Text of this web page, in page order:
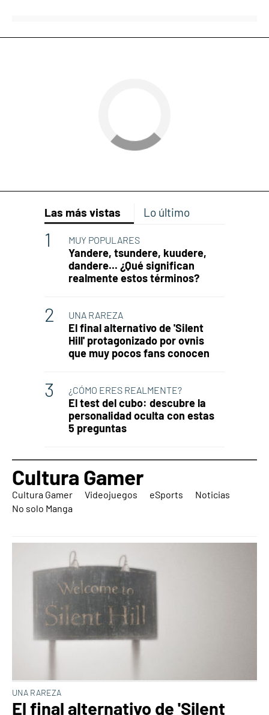
Las más vistas Lo último
MUY POPULARES
Yandere, tsundere, kuudere,
dandere... ¿Qué significan
realmente estos términos?
UNA RAREZA
El final alternativo de 'Silent
Hill' protagonizado por ovnis
que muy pocos fans conocen
¿CÓMO ERES REALMENTE?
El test del cubo: descubre la
personalidad oculta con estas
5 preguntas
Cultura Gamer
Cultura Gamer Videojuegos eSports
Noticias
No solo Manga
UNA RAREZA
El final alternativo de 'Silent